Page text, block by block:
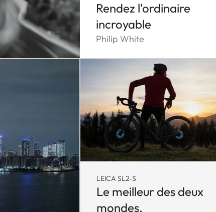
Rendez l'ordinaire
incroyable
Philip White
LEICA SL2-S
Le meilleur des deux
mondes.